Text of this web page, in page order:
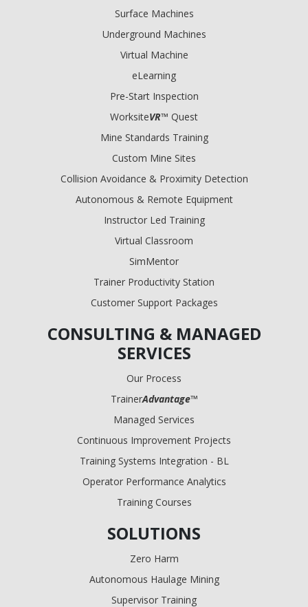
Surface Machines
Underground Machines
Virtual Machine
eLearning
Pre-Start Inspection
WorksiteVR™ Quest
Mine Standards Training
Custom Mine Sites
Collision Avoidance & Proximity Detection
Autonomous & Remote Equipment
Instructor Led Training
Virtual Classroom
SimMentor
Trainer Productivity Station
Customer Support Packages
CONSULTING & MANAGED
SERVICES
Our Process
TrainerAdvantage™
Managed Services
Continuous Improvement Projects
Training Systems Integration - BL
Operator Performance Analytics
Training Courses
SOLUTIONS
Zero Harm
Autonomous Haulage Mining
Supervisor Training